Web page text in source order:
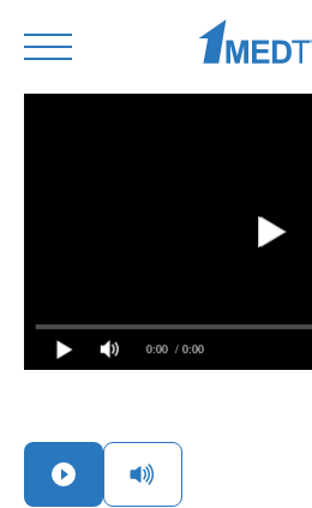
0:00 / 0:00